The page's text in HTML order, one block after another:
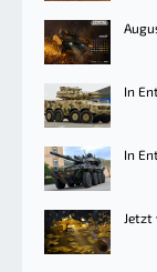
In
In